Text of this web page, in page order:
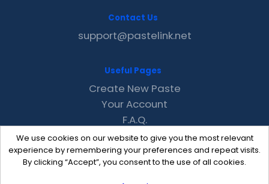
We use cookies on our website to give you the most relevant
experience by remembering your preferences and repeat visits.
By clicking “Accept”, you consent to the use of all cookies.
Contact Us
support@pastelink.net
Useful Pages
Create New Paste
Your Account
F.A.Q.
Recent
Contact